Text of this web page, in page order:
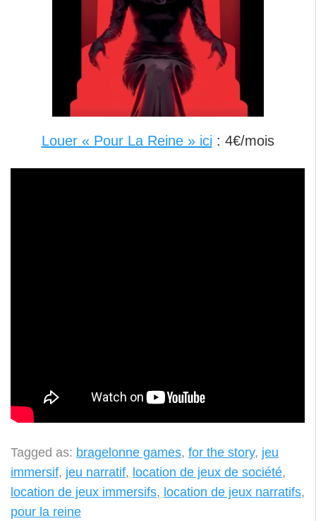
Louer « Pour La Reine » ici : 4€/mois
Tagged as: bragelonne games, for the story, jeu
immersif, jeu narratif, location de jeux de société,
location de jeux immersifs, location de jeux narratifs,
pour la reine